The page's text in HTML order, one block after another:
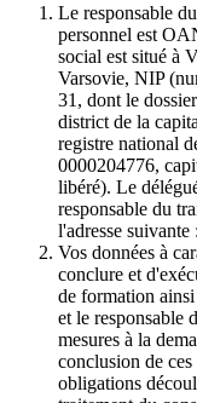
Le responsable
personnel est
social est situé à
Varsovie, NIP
31, dont le
district de la
registre national
0000204776,
libéré). Le
responsable du
l'adresse suivante :
Vos données à
conclure et
de formation
et le responsable
mesures à la
conclusion de
obligations